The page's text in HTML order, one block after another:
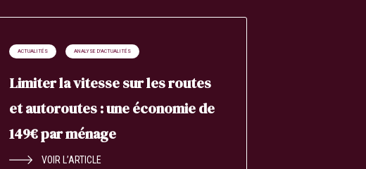
ACTUALITÉS ANALYSE D'ACTUALITÉS
Limiter la vitesse sur les routes
et autoroutes : une économie de
149€ par ménage
VOIR L’ARTICLE